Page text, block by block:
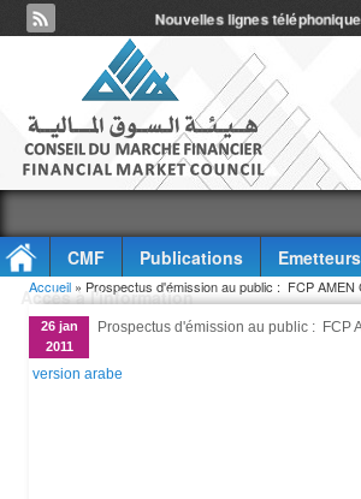
Nouvelles lignes
CMF Publications Emetteurs
Accès à l'information
Vous êtes ici
Accueil » Prospectus d'émission au public : FCP AMEN
26 jan
2011
Prospectus d'émission au public : FCP
version arabe